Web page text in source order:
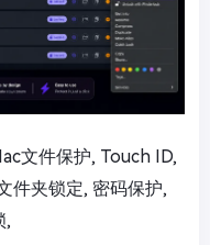
文件保护, Touch ID,
件夹锁定, 密码保护,
,